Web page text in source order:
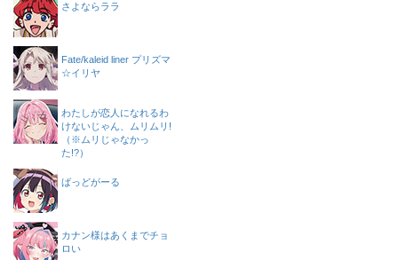
さよならララ
Fate/kaleid liner プリズマ
☆イリヤ
わたしが恋人になれるわ
けないじゃん、ムリムリ!
（※ムリじゃなかっ
た!?）
ばっどがーる
カナン様はあくまでチョ
ロい